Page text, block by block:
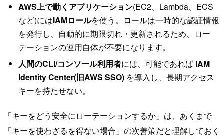
AWS上で動くアプリケーション(EC2、Lambda、ECS
など)にはIAMロールを使う。ロールは一時的な認証情報
を発行し、自動的に期限切れ・更新されるため、ロー
テーションの運用自体が不要になります。
人間のCLI/コンソール利用者には、可能であれば IAM
Identity Center(旧AWS SSO)を導入し、長期アクセス
キーを持たせない。
「キーをどう安全にローテーションするか」は、あくまで
「キーを使わざるを得ない場合」の次善策だと理解しておく